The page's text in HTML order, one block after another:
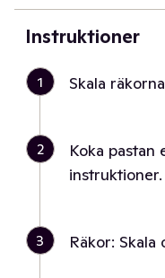
Instruktioner
1 Skala
2
Koka
instruktioner.
3 Räkor: